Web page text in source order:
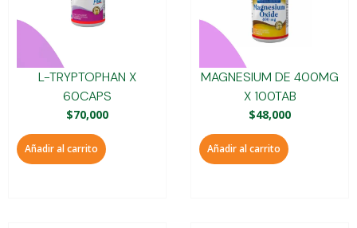
L-TRYPTOPHAN X
60CAPS
$70,000
Añadir al carrito
MAGNESIUM DE 400MG
X 100TAB
$48,000
Añadir al carrito